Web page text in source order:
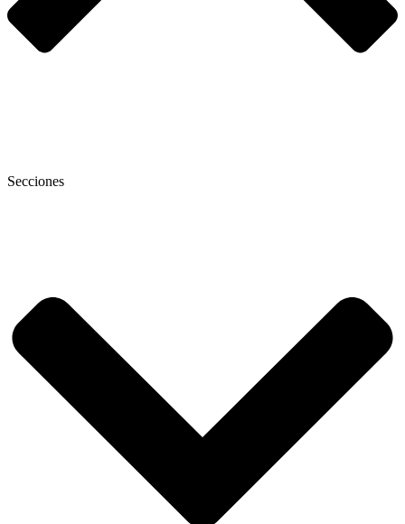
Secciones